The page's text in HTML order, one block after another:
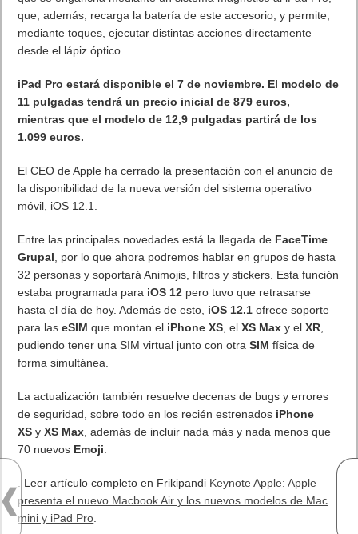
que, además, recarga la batería de este accesorio, y permite,
mediante toques, ejecutar distintas acciones directamente
desde el lápiz óptico.
iPad Pro estará disponible el 7 de noviembre. El modelo de
11 pulgadas tendrá un precio inicial de 879 euros,
mientras que el modelo de 12,9 pulgadas partirá de los
1.099 euros.
El CEO de Apple ha cerrado la presentación con el anuncio de
la disponibilidad de la nueva versión del sistema operativo
móvil, iOS 12.1.
Entre las principales novedades está la llegada de FaceTime
Grupal, por lo que ahora podremos hablar en grupos de hasta
32 personas y soportará Animojis, filtros y stickers. Esta función
estaba programada para iOS 12 pero tuvo que retrasarse
hasta el día de hoy. Además de esto, iOS 12.1ofrece soporte
para laseSIM que montan el iPhone XS, elXS Max y elXR,
pudiendo tener una SIM virtual junto con otraSIM física de
forma simultánea.
La actualización también resuelve decenas de bugs y errores
de seguridad, sobre todo en los recién estrenados iPhone
XS yXS Max, además de incluir nada más y nada menos que
70 nuevos Emoji.
. Leer artículo completo en Frikipandi Keynote Apple: Apple
presenta el nuevo Macbook Air y los nuevos modelos de Mac
mini y iPad Pro.